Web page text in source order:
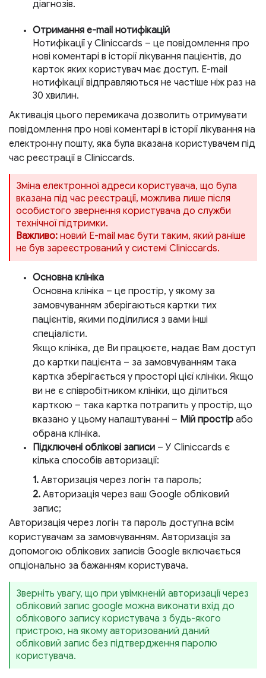
діагнозів.
Отримання e-mail нотифікацій
Нотифікації у Cliniccards – це повідомлення про
нові коментарі в історії лікування пацієнтів, до
карток яких користувач має доступ. Е-mail
нотифікації відправляються не частіше ніж раз на
30 хвилин.
Активація цього перемикача дозволить отримувати
повідомлення про нові коментарі в історії лікування на
електронну пошту, яка була вказана користувачем під
час реєстрації в Cliniccards.
Зміна електронної адреси користувача, що була
вказана під час реєстрації, можлива лише після
особистого звернення користувача до служби
технічної підтримки.
Важливо: новий Е-mail має бути таким, який раніше
не був зареєстрований у системі Cliniccards.
Основна клініка
Основна клініка – це простір, у якому за
замовчуванням зберігаються картки тих
пацієнтів, якими поділилися з вами інші
спеціалісти.
Якщо клініка, де Ви працюєте, надає Вам доступ
до картки пацієнта – за замовчуванням така
картка зберігається у просторі цієї клініки. Якщо
ви не є співробітником клініки, що ділиться
карткою – така картка потрапить у простір, що
вказано у цьому налаштуванні – Мій простір або
обрана клініка.
Підключені облікові записи – У Cliniccards є
кілька способів авторизації:
1. Авторизація через логін та пароль;
2. Авторизація через ваш Google обліковий
запис;
Авторизація через логін та пароль доступна всім
користувачам за замовчуванням. Авторизація за
допомогою облікових записів Google включається
опціонально за бажанням користувача.
Зверніть увагу, що при увімкненій авторизації через
обліковий запис google можна виконати вхід до
облікового запису користувача з будь-якого
пристрою, на якому авторизований даний
обліковий запис без підтвердження паролю
користувача.